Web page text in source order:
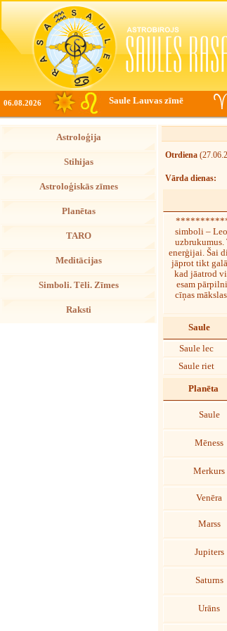
06.08.2026 Saule Lauvas zīmē
Astroloģija
Stihijas
Astroloģiskās zīmes
Planētas
TARO
Meditācijas
Simboli. Tēli. Zīmes
Raksti
Otrdiena
Vārda dienas:
simboli –
uzbrukumus.
enerģijai. Šai
jāprot tikt
kad jāatrod
esam
cīņas
Saule
Saule lec
Saule riet
Planēta
Saule
Mēness
Merkurs
Venēra
Marss
Jupiters
Saturns
Urāns